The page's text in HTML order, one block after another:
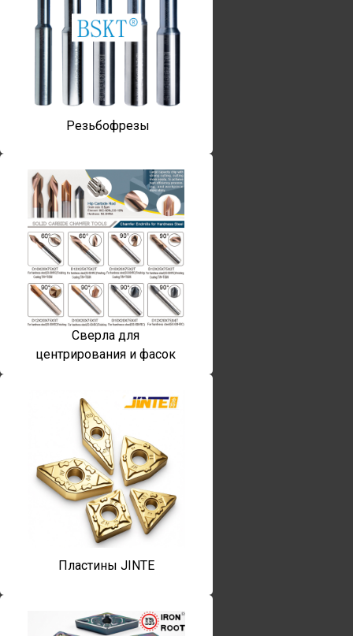
Резьбофрезы
Сверла для
центрирования и фасок
Пластины JINTE